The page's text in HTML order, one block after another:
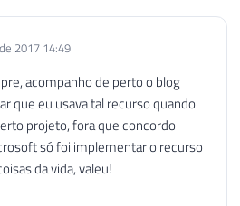
2017 14:49
acompanho de perto o blog
que eu usava tal recurso quando
projeto, fora que concordo
só foi implementar o recurso
da vida, valeu!